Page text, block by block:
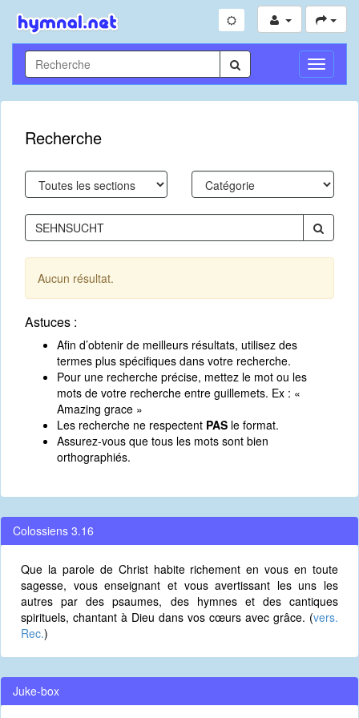
Toggle
Recherche
Aucun résultat.
Astuces :
Afin d’obtenir de meilleurs résultats, utilisez des
termes plus spécifiques dans votre recherche.
Pour une recherche précise, mettez le mot ou les
mots de votre recherche entre guillemets. Ex : «
Amazing grace »
Les recherche ne respectent PAS le format.
Assurez-vous que tous les mots sont bien
orthographiés.
Colossiens 3.16
Que la parole de Christ habite richement en vous en toute
sagesse, vous enseignant et vous avertissant les uns les
autres par des psaumes, des hymnes et des cantiques
spirituels, chantant à Dieu dans vos cœurs avec grâce. (vers.
Rec.)
Juke-box